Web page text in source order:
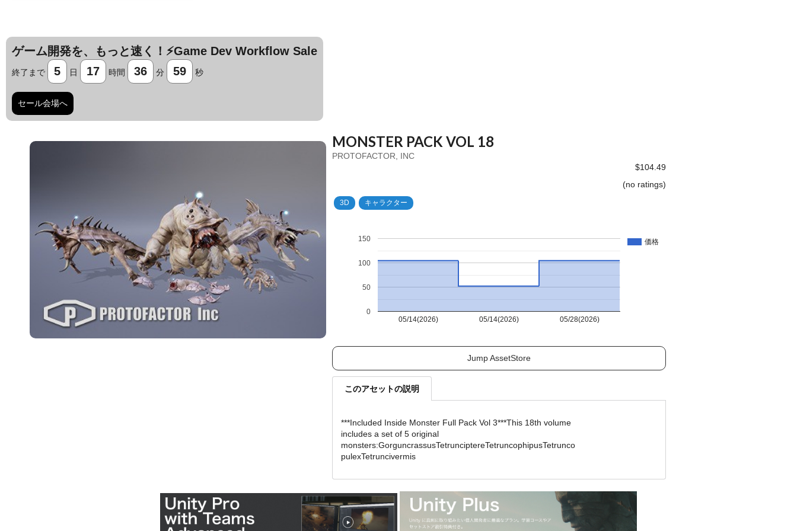
ゲーム開発を、もっと速く！⚡️Game Dev Workflow Sale
終了まで 5 日 17 時間 36 分 58 秒
セール会場へ
MONSTER PACK VOL 18
PROTOFACTOR, INC
$104.49
(no ratings)
3D キャラクター
価格
05/14(2026) 05/14(2026) 05/28(2026)
0
50
100
150
Jump AssetStore
このアセットの説明
***Included Inside Monster Full Pack Vol 3***This 18th volume
includes a set of 5 original
monsters:GorguncrassusTetrunciptereTetruncophipusTetrunco
pulexTetruncivermis